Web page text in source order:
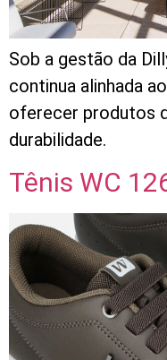
Sob a gestão da
continua alinhada
oferecer produtos
durabilidade.
Tênis WC